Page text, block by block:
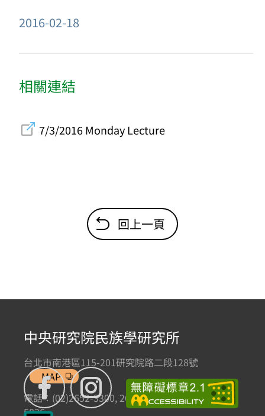
2016-02-18
相關連結
7/3/2016 Monday Lecture
回上一頁
中央研究院民族學研究所
台北市南港區115-201研究院路二段128號
MAP
電話：(02)2652-3300, 2652-3301 傳真：(02)2785-
5836